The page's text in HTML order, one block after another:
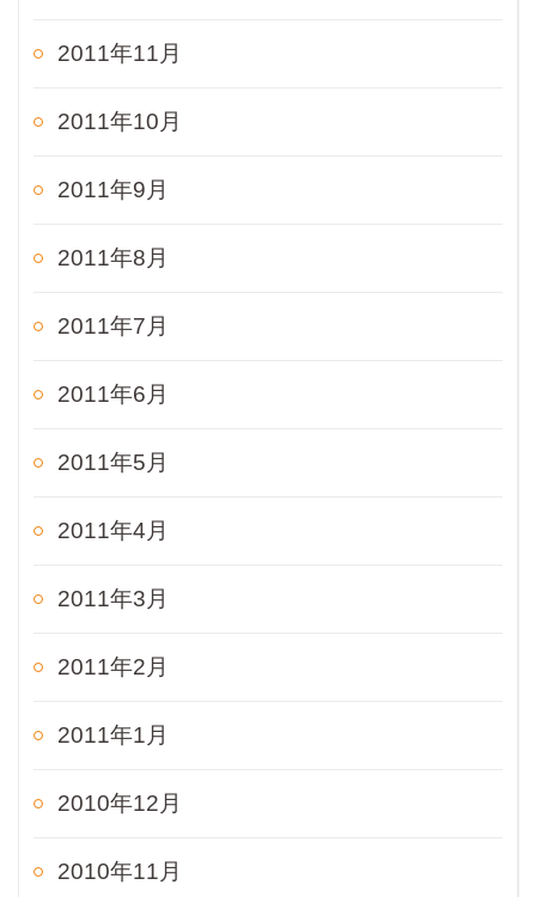
2011年11月
2011年10月
2011年9月
2011年8月
2011年7月
2011年6月
2011年5月
2011年4月
2011年3月
2011年2月
2011年1月
2010年12月
2010年11月